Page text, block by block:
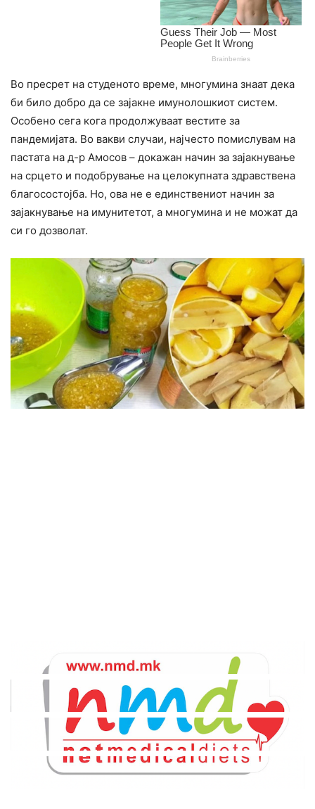
Во пресрет на студеното време, многумина знаат дека
би било добро да се зајакне имунолошкиот систем.
Особено сега кога продолжуваат вестите за
пандемијата. Во вакви случаи, најчесто помислувам на
пастата на д-р Амосов – докажан начин за зајакнување
на срцето и подобрување на целокупната здравствена
благосостојба. Но, ова не е единствениот начин за
зајакнување на имунитетот, а многумина и не можат да
си го дозволат.